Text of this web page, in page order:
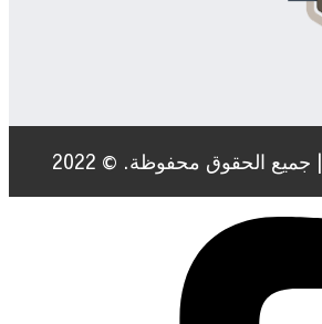
| جميع الحقوق محفوظة. © 2022